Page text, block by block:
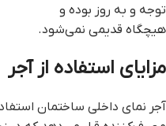
توجه و به روز بوده و
هیچگاه قدیمی نمی‌شود.
مزایای استفاده از آجر
آجر نمای داخلی ساختمان